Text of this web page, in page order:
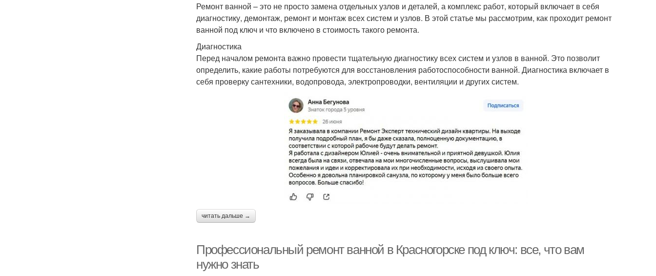
Ремонт ванной – это не просто замена отдельных узлов и деталей, а комплекс работ, который включает в себя
диагностику, демонтаж, ремонт и монтаж всех систем и узлов. В этой статье мы рассмотрим, как проходит ремонт
ванной под ключ и что включено в стоимость такого ремонта.
Диагностика
Перед началом ремонта важно провести тщательную диагностику всех систем и узлов в ванной. Это позволит
определить, какие работы потребуются для восстановления работоспособности ванной. Диагностика включает в
себя проверку сантехники, водопровода, электропроводки, вентиляции и других систем.
читать дальше →
Профессиональный ремонт ванной в Красногорске под ключ: все, что вам
нужно знать